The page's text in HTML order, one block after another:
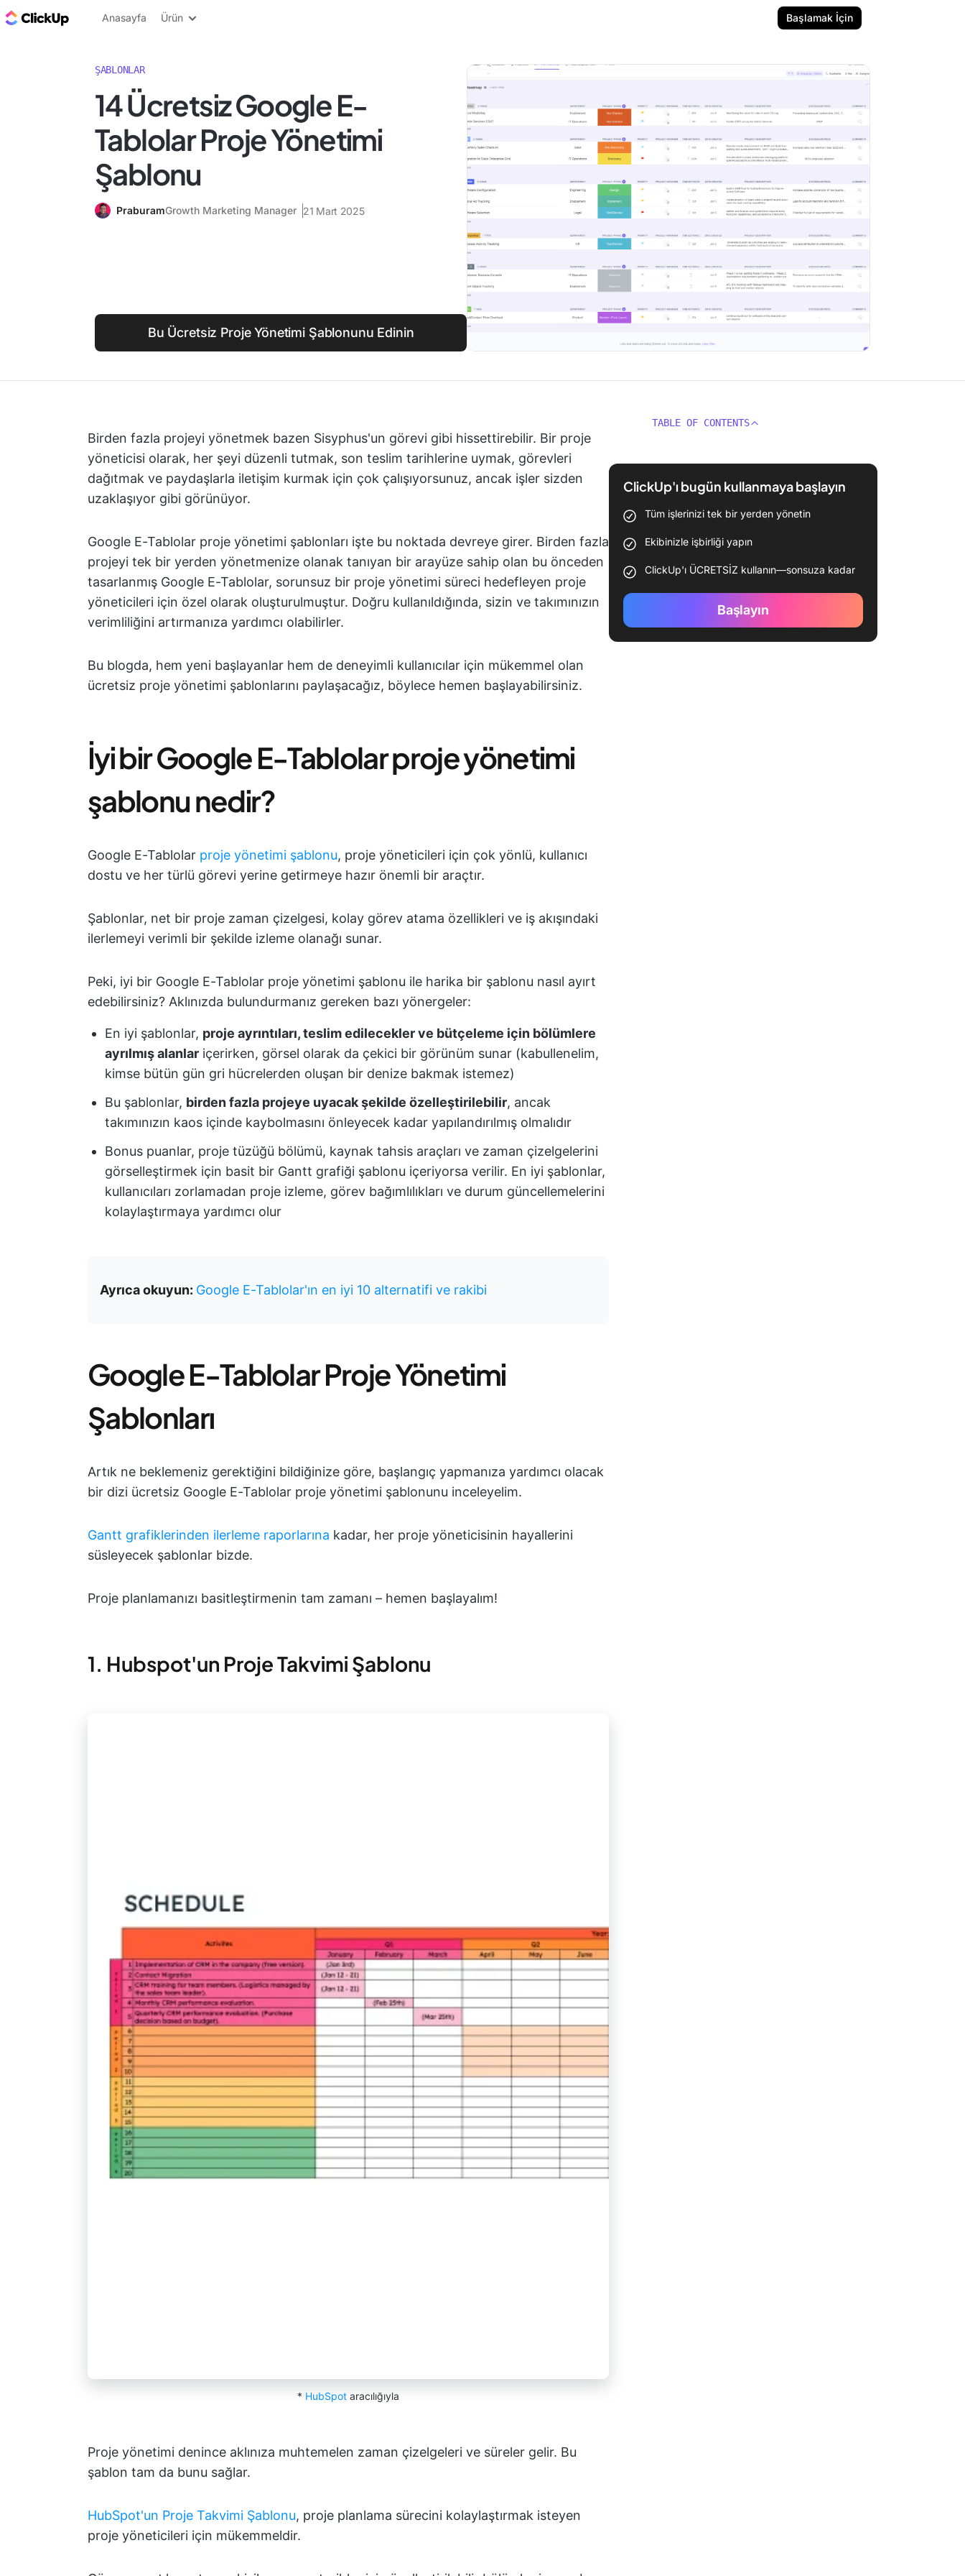
ClickUp Blog
Anasayfa Ürün Başlamak İçin
ŞABLONLAR
14 Ücretsiz Google E-
Tablolar Proje Yönetimi
Şablonu
PraburamGrowth Marketing Manager 21 Mart 2025
Bu Ücretsiz Proje Yönetimi Şablonunu Edinin
Birden fazla projeyi yönetmek bazen Sisyphus'un görevi gibi hissettirebilir. Bir proje
yöneticisi olarak, her şeyi düzenli tutmak, son teslim tarihlerine uymak, görevleri
dağıtmak ve paydaşlarla iletişim kurmak için çok çalışıyorsunuz, ancak işler sizden
uzaklaşıyor gibi görünüyor.
Google E-Tablolar proje yönetimi şablonları işte bu noktada devreye girer. Birden fazla
projeyi tek bir yerden yönetmenize olanak tanıyan bir arayüze sahip olan bu önceden
tasarlanmış Google E-Tablolar, sorunsuz bir proje yönetimi süreci hedefleyen proje
yöneticileri için özel olarak oluşturulmuştur. Doğru kullanıldığında, sizin ve takımınızın
verimliliğini artırmanıza yardımcı olabilirler.
Bu blogda, hem yeni başlayanlar hem de deneyimli kullanıcılar için mükemmel olan
ücretsiz proje yönetimi şablonlarını paylaşacağız, böylece hemen başlayabilirsiniz.
İyi bir Google E-Tablolar proje yönetimi
şablonu nedir?
Google E-Tablolar proje yönetimi şablonu, proje yöneticileri için çok yönlü, kullanıcı
dostu ve her türlü görevi yerine getirmeye hazır önemli bir araçtır.
Şablonlar, net bir proje zaman çizelgesi, kolay görev atama özellikleri ve iş akışındaki
ilerlemeyi verimli bir şekilde izleme olanağı sunar.
Peki, iyi bir Google E-Tablolar proje yönetimi şablonu ile harika bir şablonu nasıl ayırt
edebilirsiniz? Aklınızda bulundurmanız gereken bazı yönergeler:
En iyi şablonlar, proje ayrıntıları, teslim edilecekler ve bütçeleme için bölümlere
ayrılmış alanlar içerirken, görsel olarak da çekici bir görünüm sunar (kabullenelim,
kimse bütün gün gri hücrelerden oluşan bir denize bakmak istemez)
Bu şablonlar, birden fazla projeye uyacak şekilde özelleştirilebilir, ancak
takımınızın kaos içinde kaybolmasını önleyecek kadar yapılandırılmış olmalıdır
Bonus puanlar, proje tüzüğü bölümü, kaynak tahsis araçları ve zaman çizelgelerini
görselleştirmek için basit bir Gantt grafiği şablonu içeriyorsa verilir. En iyi şablonlar,
kullanıcıları zorlamadan proje izleme, görev bağımlılıkları ve durum güncellemelerini
kolaylaştırmaya yardımcı olur
Ayrıca okuyun: Google E-Tablolar'ın en iyi 10 alternatifi ve rakibi
Google E-Tablolar Proje Yönetimi
Şablonları
Artık ne beklemeniz gerektiğini bildiğinize göre, başlangıç yapmanıza yardımcı olacak
bir dizi ücretsiz Google E-Tablolar proje yönetimi şablonunu inceleyelim.
Gantt grafiklerinden ilerleme raporlarına kadar, her proje yöneticisinin hayallerini
süsleyecek şablonlar bizde.
Proje planlamanızı basitleştirmenin tam zamanı – hemen başlayalım!
1. Hubspot'un Proje Takvimi Şablonu
* HubSpot aracılığıyla
Proje yönetimi denince aklınıza muhtemelen zaman çizelgeleri ve süreler gelir. Bu
şablon tam da bunu sağlar.
HubSpot'un Proje Takvimi Şablonu, proje planlama sürecini kolaylaştırmak isteyen
proje yöneticileri için mükemmeldir.
TABLE OF CONTENTS
ClickUp'ı bugün kullanmaya başlayın
Tüm işlerinizi tek bir yerden yönetin
Ekibinizle işbirliği yapın
ClickUp'ı ÜCRETSİZ kullanın—sonsuza kadar
Başlayın